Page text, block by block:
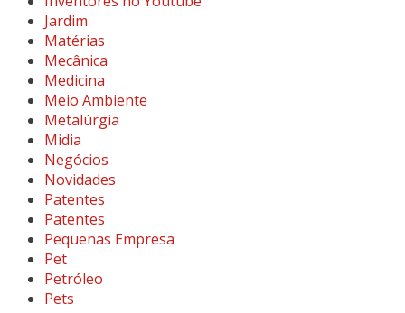
Jardim
Matérias
Mecânica
Medicina
Meio Ambiente
Metalúrgia
Midia
Negócios
Novidades
Patentes
Patentes
Pequenas Empresa
Pet
Petróleo
Pets